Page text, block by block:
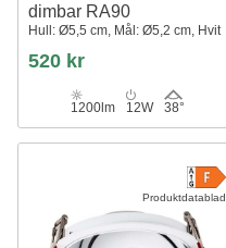
dimbar RA90
Hull: Ø5,5 cm, Mål: Ø5,2 cm, Hvit
520 kr
1200lm 12W 38°
Produktdatablad